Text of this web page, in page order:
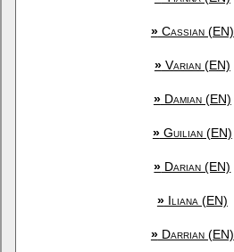
»Cassian (EN)
»Varian (EN)
»Damian (EN)
»Guilian (EN)
» Darian (EN)
»Iliana (EN)
»Darrian (EN)